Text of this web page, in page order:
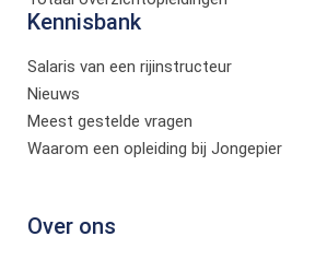
Kennisbank
Salaris van een rijinstructeur
Nieuws
Meest gestelde vragen
Waarom een opleiding bij Jongepier
Over ons